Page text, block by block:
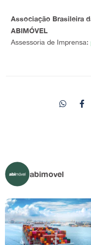
Associação Brasileira
ABIMÓVEL
Assessoria de Imprensa:
abimovel